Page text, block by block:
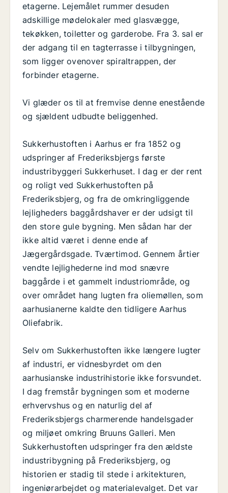
etagerne. Lejemålet rummer desuden
adskillige mødelokaler med glasvægge,
tekøkken, toiletter og garderobe. Fra 3. sal er
der adgang til en tagterrasse i tilbygningen,
som ligger ovenover spiraltrappen, der
forbinder etagerne.
Vi glæder os til at fremvise denne enestående
og sjældent udbudte beliggenhed.
Sukkerhustoften i Aarhus er fra 1852 og
udspringer af Frederiksbjergs første
industribyggeri Sukkerhuset. I dag er der rent
og roligt ved Sukkerhustoften på
Frederiksbjerg, og fra de omkringliggende
lejligheders baggårdshaver er der udsigt til
den store gule bygning. Men sådan har der
ikke altid været i denne ende af
Jægergårdsgade. Tværtimod. Gennem årtier
vendte lejlighederne ind mod snævre
baggårde i et gammelt industriområde, og
over området hang lugten fra oliemøllen, som
aarhusianerne kaldte den tidligere Aarhus
Oliefabrik.
Selv om Sukkerhustoften ikke længere lugter
af industri, er vidnesbyrdet om den
aarhusianske industrihistorie ikke forsvundet.
I dag fremstår bygningen som et moderne
erhvervshus og en naturlig del af
Frederiksbjergs charmerende handelsgader
og miljøet omkring Bruuns Galleri. Men
Sukkerhustoften udspringer fra den ældste
industribygning på Frederiksbjerg, og
historien er stadig til stede i arkitekturen,
ingeniørarbejdet og materialevalget. Det var